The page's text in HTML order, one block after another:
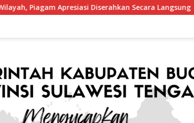
Diserahkan Secara Langsung Perang